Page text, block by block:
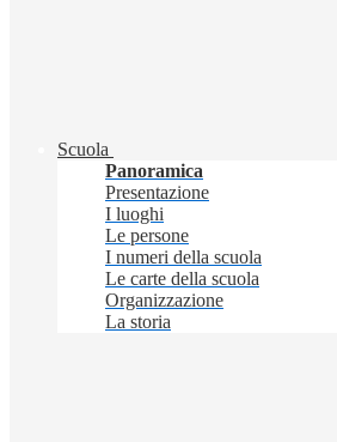
Scuola
Panoramica
Presentazione
I luoghi
Le persone
I numeri della scuola
Le carte della scuola
Organizzazione
La storia